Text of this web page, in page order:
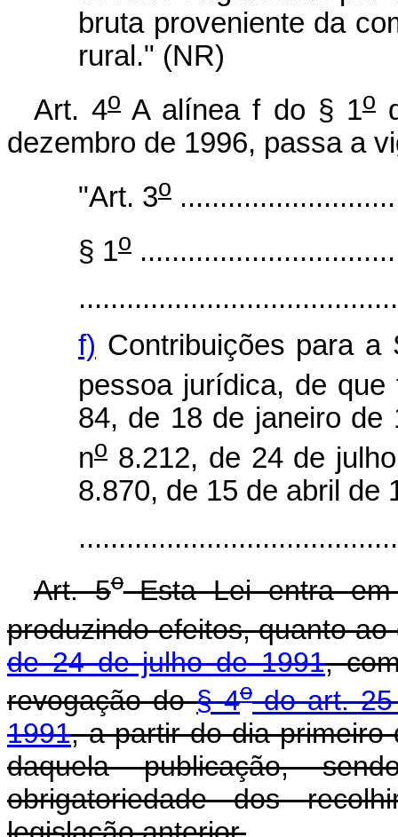
bruta proveniente da
rural." (NR)
Art. 4oA alínea f do § 1o
dezembro de 1996, passa a
"Art. 3o
§ 1o
f) Contribuições para a
pessoa jurídica, de
84, de 18 de janeiro
no 8.212, de 24 de
8.870, de 15 de abril de
Art. 5oEsta Lei entra em
produzindo efeitos, quanto
de 24 de julho de 1991,
revogação do§ 4odo art. 25
1991, a partir do dia primeiro
daquela publicação,
obrigatoriedade dos